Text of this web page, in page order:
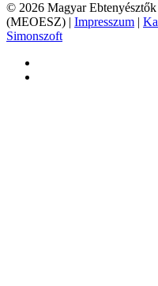
© 2026 Magyar Ebtenyésztők
(MEOESZ) | Impresszum |
Simonszoft